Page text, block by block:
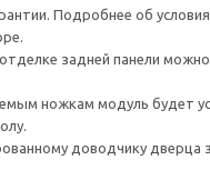
Подробнее об
задней панели
ножкам модуль будет
доводчику дверца